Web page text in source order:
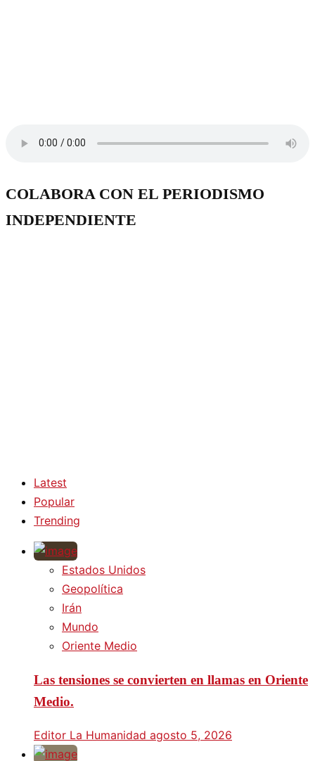
COLABORA CON EL PERIODISMO
INDEPENDIENTE
Latest
Popular
Trending
Estados Unidos
Geopolítica
Irán
Mundo
Oriente Medio
Las tensiones se convierten en llamas en Oriente
Medio.
Editor La Humanidad agosto 5, 2026